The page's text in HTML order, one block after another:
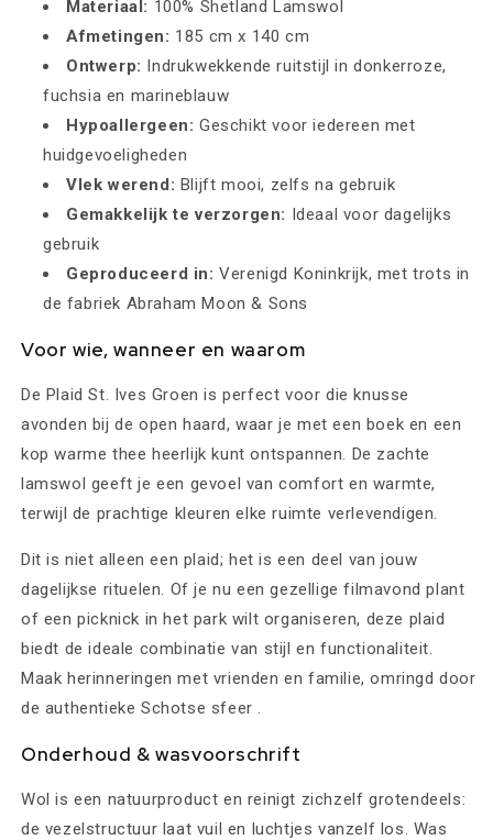
Materiaal: 100% Shetland Lamswol
Afmetingen: 185 cm x 140 cm
Ontwerp: Indrukwekkende ruitstijl in donkerroze,
fuchsia en marineblauw
Hypoallergeen: Geschikt voor iedereen met
huidgevoeligheden
Vlek werend: Blijft mooi, zelfs na gebruik
Gemakkelijk te verzorgen: Ideaal voor dagelijks
gebruik
Geproduceerd in: Verenigd Koninkrijk, met trots in
de fabriek Abraham Moon & Sons
Voor wie, wanneer en waarom
De Plaid St. Ives Groen is perfect voor die knusse
avonden bij de open haard, waar je met een boek en een
kop warme thee heerlijk kunt ontspannen. De zachte
lamswol geeft je een gevoel van comfort en warmte,
terwijl de prachtige kleuren elke ruimte verlevendigen.
Dit is niet alleen een plaid; het is een deel van jouw
dagelijkse rituelen. Of je nu een gezellige filmavond plant
of een picknick in het park wilt organiseren, deze plaid
biedt de ideale combinatie van stijl en functionaliteit.
Maak herinneringen met vrienden en familie, omringd door
de authentieke Schotse sfeer .
Onderhoud & wasvoorschrift
Wol is een natuurproduct en reinigt zichzelf grotendeels:
de vezelstructuur laat vuil en luchtjes vanzelf los. Was